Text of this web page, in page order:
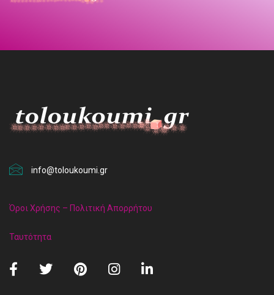
info@toloukoumi.gr
Όροι Χρήσης – Πολιτική Απορρήτου
Ταυτότητα